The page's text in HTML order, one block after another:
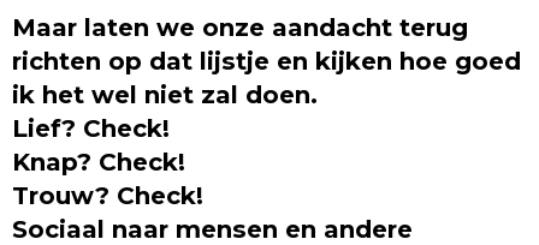
Maar laten we onze aandacht terug
richten op dat lijstje en kijken hoe goed
ik het wel niet zal doen.
Lief? Check!
Knap? Check!
Trouw? Check!
Sociaal naar mensen en andere